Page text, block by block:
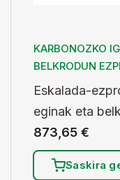
KARBONOZKO
BELKRODUN
Eskalada-
eginak eta
873,65 €
Saskira